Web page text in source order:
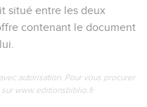
situé entre les deux
contenant le document
autorisation. Pour vous procurer
www.editionsbiblio.fr